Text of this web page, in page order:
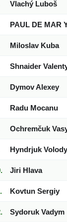
Vlachý Luboš
PAUL DE MAR
Miloslav Kuba
Shnaider
Dymov Alexey
Radu Mocanu
Ochremčuk
Hyndrjuk
Jiri Hlava
Kovtun Sergiy
Sydoruk Vadym